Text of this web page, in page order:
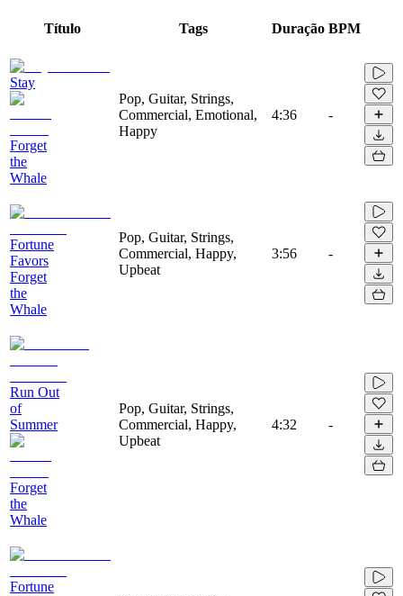
Título Tags Duração BPM
Stay
Forget
the
Whale
Pop, Guitar, Strings,
Commercial, Emotional,
Happy
4:36 -
Fortune
Favors
Forget
the
Whale
Pop, Guitar, Strings,
Commercial, Happy,
Upbeat
3:56 -
Run Out
of
Summer
Forget
the
Whale
Pop, Guitar, Strings,
Commercial, Happy,
Upbeat
4:32 -
Fortune